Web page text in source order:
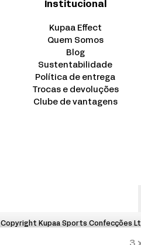
Institucional
Kupaa Effect
Quem Somos
Blog
Sustentabilidade
Política de entrega
Trocas e devoluções
Clube de vantagens
Copyright Kupaa Sports Confecções